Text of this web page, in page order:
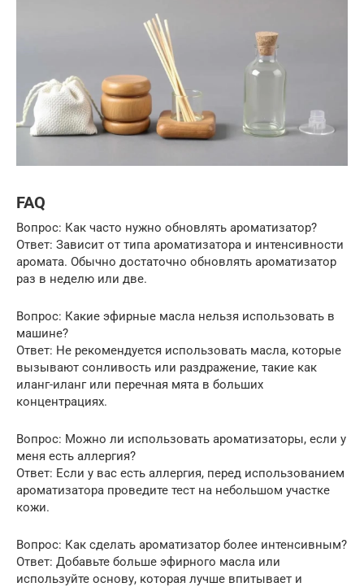
FAQ
Вопрос: Как часто нужно обновлять ароматизатор?
Ответ: Зависит от типа ароматизатора и интенсивности
аромата. Обычно достаточно обновлять ароматизатор
раз в неделю или две.
Вопрос: Какие эфирные масла нельзя использовать в
машине?
Ответ: Не рекомендуется использовать масла, которые
вызывают сонливость или раздражение, такие как
иланг-иланг или перечная мята в больших
концентрациях.
Вопрос: Можно ли использовать ароматизаторы, если у
меня есть аллергия?
Ответ: Если у вас есть аллергия, перед использованием
ароматизатора проведите тест на небольшом участке
кожи.
Вопрос: Как сделать ароматизатор более интенсивным?
Ответ: Добавьте больше эфирного масла или
используйте основу, которая лучше впитывает и